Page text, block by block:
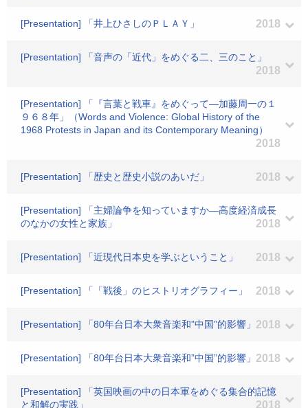
[Presentation] 「井上ひさしのＰＬＡＹ」 2018
[Presentation] 「音声の「近代」をめぐる二、三のこと」
2018
[Presentation] 「『言葉と戦車』をめぐって―加藤周一の１
９６８年」（Words and Violence: Global History of the
1968 Protests in Japan and its Contemporary Meaning）
2018
[Presentation] 「歴史と歴史小説のあいだ」 2018
[Presentation] 「主婦論争を知っていますか―高度経済成長
のなかの女性と家族」
2018
[Presentation] 「近現代日本史を学ぶということ」 2018
[Presentation] 「「戦後」のヒストリオグラフィー」 2018
[Presentation] 「80年台日本大衆音楽和”中国”的影響」 2018
[Presentation] 「80年台日本大衆音楽和”中国”的影響」 2018
[Presentation] 「英国映画の中の日本軍をめぐる集合的記憶
と和解の実践」
2018